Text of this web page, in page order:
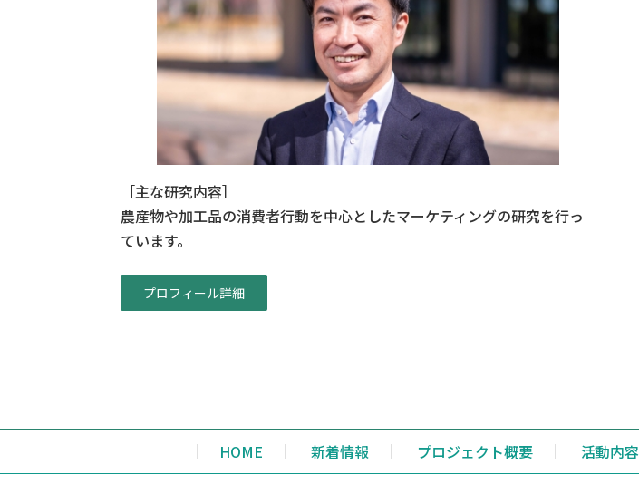
［主な研究内容］
農産物や加工品の消費者行動を中心としたマーケティングの研究を行っ
ています。
プロフィール詳細
HOME 新着情報 プロジェクト概要 活動内容